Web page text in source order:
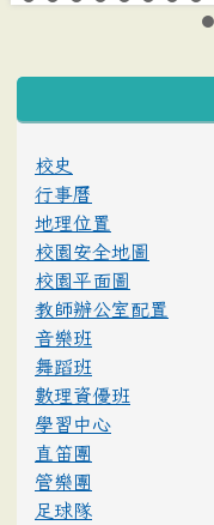
:::
校史
行事曆
地理位置
校園安全地圖
校園平面圖
教師辦公室配置
音樂班
舞蹈班
數理資優班
學習中心
直笛團
管樂團
足球隊